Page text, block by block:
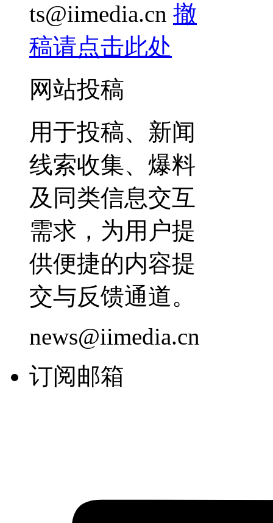
ts@iimedia.cn 撤
稿请点击此处
网站投稿
用于投稿、新闻
线索收集、爆料
及同类信息交互
需求，为用户提
供便捷的内容提
交与反馈通道。
news@iimedia.cn
订阅邮箱